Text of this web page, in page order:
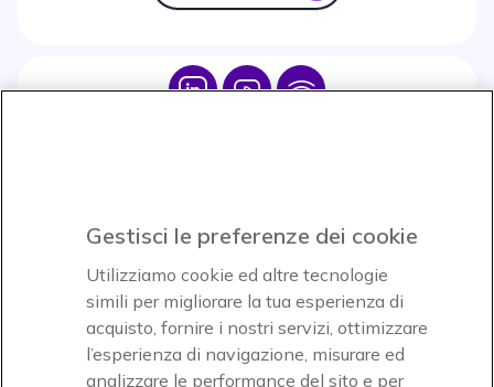
Icon IconIcon
Accettiamo
Gestisci le preferenze dei cookie
Utilizziamo cookie ed altre tecnologie
simili per migliorare la tua esperienza di
acquisto, fornire i nostri servizi, ottimizzare
l’esperienza di navigazione, misurare ed
analizzare le performance del sito e per